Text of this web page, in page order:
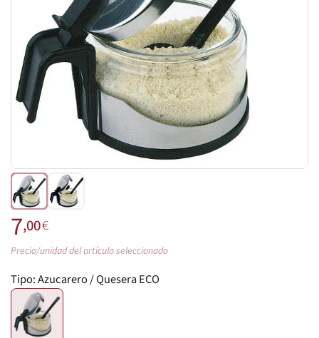
7,00€
Precio/unidad del artículo seleccionado
Tipo:Azucarero / Quesera ECO